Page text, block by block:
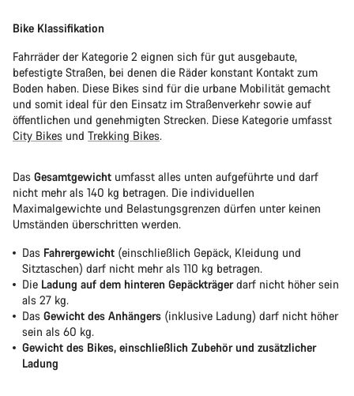
Bike Klassifikation
Fahrräder der Kategorie 2 eignen sich für gut ausgebaute,
befestigte Straßen, bei denen die Räder konstant Kontakt zum
Boden haben. Diese Bikes sind für die urbane Mobilität gemacht
und somit ideal für den Einsatz im Straßenverkehr sowie auf
öffentlichen und genehmigten Strecken. Diese Kategorie umfasst
City Bikes und Trekking Bikes.
Das Gesamtgewicht umfasst alles unten aufgeführte und darf
nicht mehr als 140 kg betragen. Die individuellen
Maximalgewichte und Belastungsgrenzen dürfen unter keinen
Umständen überschritten werden.
Das Fahrergewicht (einschließlich Gepäck, Kleidung und
Sitztaschen) darf nicht mehr als 110 kg betragen.
Die Ladung auf dem hinteren Gepäckträgerdarf nicht höher sein
als 27 kg.
Das Gewicht des Anhängers (inklusive Ladung) darf nicht höher
sein als 60 kg.
Gewicht des Bikes, einschließlich Zubehör und zusätzlicher
Ladung